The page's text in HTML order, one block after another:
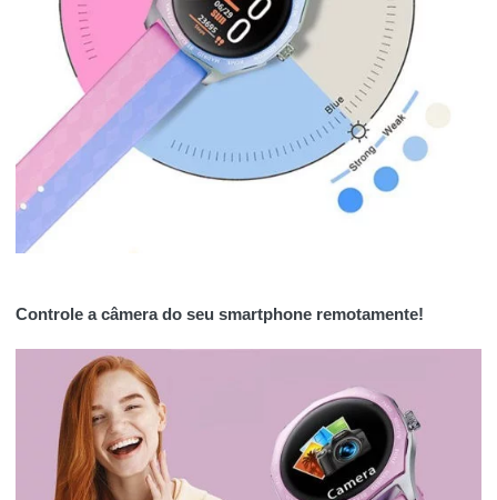
Controle a câmera do seu smartphone remotamente!